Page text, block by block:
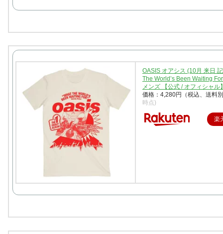
OASIS オアシス (10月 来日
The World’s Been Waiting
メンズ 【公式 / オフィシャル
価格：4,280円（税込、送料
時点)
楽